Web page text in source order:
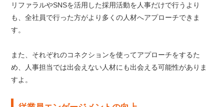
リファラルやSNSを活用した採用活動を人事だけで行うより
も、全社員で行った方がより多くの人材へアプローチできま
す。
また、それぞれのコネクションを使ってアプローチをするた
め、人事担当では出会えない人材にも出会える可能性がありま
すよ。